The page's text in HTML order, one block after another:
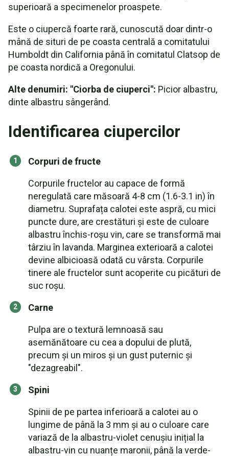
superioară a specimenelor proaspete.
Este o ciupercă foarte rară, cunoscută doar dintr-o
mână de situri de pe coasta centrală a comitatului
Humboldt din California până în comitatul Clatsop de
pe coasta nordică a Oregonului.
Alte denumiri: "Ciorba de ciuperci": Picior albastru,
dinte albastru sângerând.
Identificarea ciupercilor
Corpuri de fructe
Corpurile fructelor au capace de formă
neregulată care măsoară 4-8 cm (1.6-3.1 in) în
diametru. Suprafața calotei este aspră, cu mici
puncte dure, are crestături și este de culoare
albastru închis-roșu vin, care se transformă mai
târziu în lavanda. Marginea exterioară a calotei
devine albicioasă odată cu vârsta. Corpurile
tinere ale fructelor sunt acoperite cu picături de
suc roșu.
Carne
Pulpa are o textură lemnoasă sau
asemănătoare cu cea a dopului de plută,
precum și un miros și un gust puternic și
"dezagreabil".
Spini
Spinii de pe partea inferioară a calotei au o
lungime de până la 3 mm și au o culoare care
variază de la albastru-violet cenușiu inițial la
albastru-vin cu nuanțe maronii, până la verde-